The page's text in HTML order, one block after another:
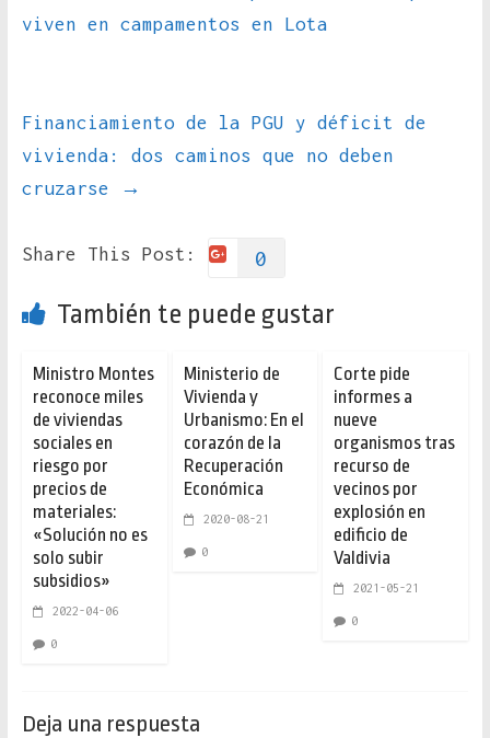
viven en campamentos en Lota
Financiamiento de la PGU y déficit de
vivienda: dos caminos que no deben
cruzarse
→
Share This Post: 0
También te puede gustar
Ministro Montes
reconoce miles
de viviendas
sociales en
riesgo por
precios de
materiales:
«Solución no es
solo subir
subsidios»
2022-04-06
0
Ministerio de
Vivienda y
Urbanismo: En el
corazón de la
Recuperación
Económica
2020-08-21
0
Corte pide
informes a
nueve
organismos tras
recurso de
vecinos por
explosión en
edificio de
Valdivia
2021-05-21
0
Deja una respuesta